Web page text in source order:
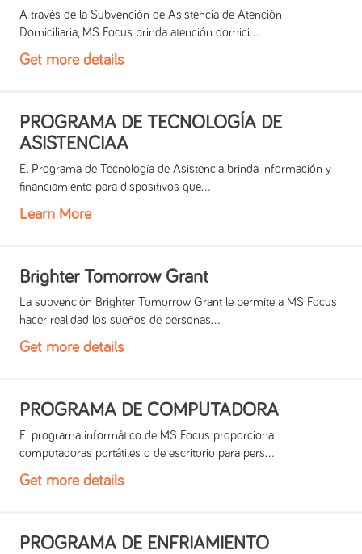
A través de la Subvención de Asistencia de Atención
Domiciliaria, MS Focus brinda atención domici...
Get more details
PROGRAMA DE TECNOLOGÍA DE
ASISTENCIAA
El Programa de Tecnología de Asistencia brinda información y
financiamiento para dispositivos que...
Learn More
Brighter Tomorrow Grant
La subvención Brighter Tomorrow Grant le permite a MS Focus
hacer realidad los sueños de personas...
Get more details
PROGRAMA DE COMPUTADORA
El programa informático de MS Focus proporciona
computadoras portátiles o de escritorio para pers...
Get more details
PROGRAMA DE ENFRIAMIENTO